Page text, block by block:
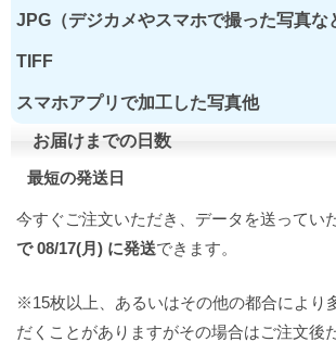
JPG（デジカメやスマホで撮った写真な
TIFF
スマホアプリで加工した写真他
お届けまでの日数
最短の発送日
今すぐご注文いただき、データを送ってい
で 08/17(月) に発送できます。
※15枚以上、あるいはその他の都合により
だくことがありますがその場合はご注文後